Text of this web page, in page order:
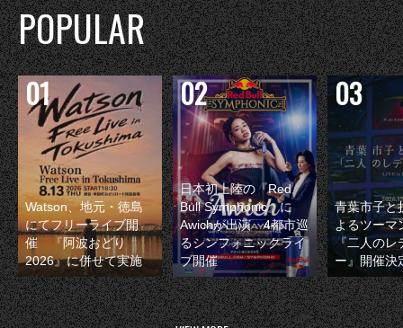
POPULAR
Watson、地元・徳島
にてフリーライブ開
催 『阿波おどり
2026』に併せて実施
日本初上陸の『Red
Bull Symphonic』に
Awichが出演 4都市巡
るシンフォニックライ
ブ開催
青葉市子と
よるツーマ
『二人のレ
ー』開催決